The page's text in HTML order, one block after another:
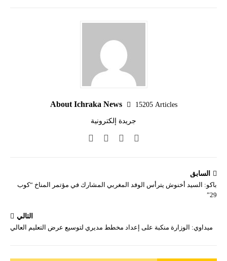
About Ichraka News 15205 Articles
جريدة إلكترونية
السابق
باكو: السيد أخنوش يترأس الوفد المغربي المشارك في مؤتمر المناخ “كوب
29”
التالي
ميداوي: الوزارة منكبة على إعداد مخطط مديري لتوسيع عرض التعليم العالي